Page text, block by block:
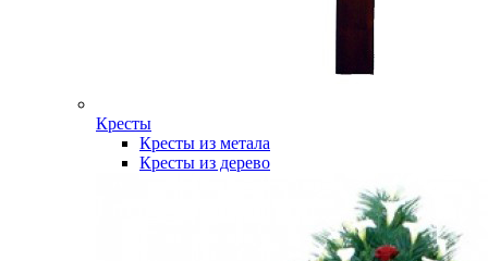
Кресты
Кресты из метала
Кресты из дерево